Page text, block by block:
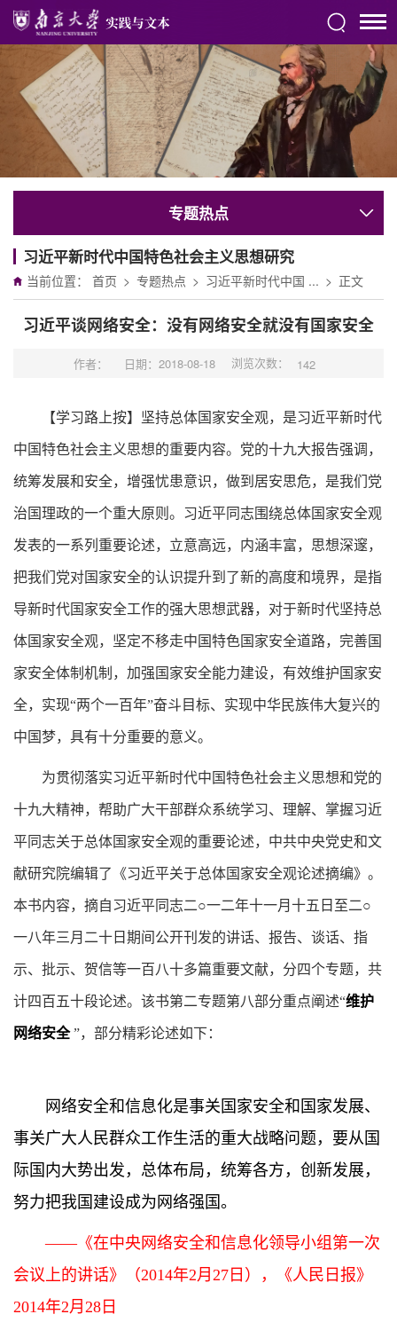
专题热点
习近平新时代中国特色社会主义思想研究
当前位置： 首页 > 专题热点 > 习近平新时代中国 ... > 正文
习近平谈网络安全：没有网络安全就没有国家安全
作者： 日期：2018-08-18 浏览次数： 142
【学习路上按】 坚持总体国家安全观，是习近平新时代
中国特色社会主义思想的重要内容。党的十九大报告强调，
统筹发展和安全，增强忧患意识，做到居安思危，是我们党
治国理政的一个重大原则。习近平同志围绕总体国家安全观
发表的一系列重要论述，立意高远，内涵丰富，思想深邃，
把我们党对国家安全的认识提升到了新的高度和境界，是指
导新时代国家安全工作的强大思想武器，对于新时代坚持总
体国家安全观，坚定不移走中国特色国家安全道路，完善国
家安全体制机制，加强国家安全能力建设，有效维护国家安
全，实现“两个一百年”奋斗目标、实现中华民族伟大复兴的
中国梦，具有十分重要的意义。
为贯彻落实习近平新时代中国特色社会主义思想和党的
十九大精神，帮助广大干部群众系统学习、理解、掌握习近
平同志关于总体国家安全观的重要论述，中共中央党史和文
献研究院编辑了《习近平关于总体国家安全观论述摘编》。
本书内容，摘自习近平同志二○一二年十一月十五日至二○
一八年三月二十日期间公开刊发的讲话、报告、谈话、指
示、批示、贺信等一百八十多篇重要文献，分四个专题，共
计四百五十段论述。该书第二专题第八部分重点阐述“维护
网络安全 ”，部分精彩论述如下：
网络安全和信息化是事关国家安全和国家发展、
事关广大人民群众工作生活的重大战略问题，要从国
际国内大势出发，总体布局，统筹各方，创新发展，
努力把我国建设成为网络强国。
——《在中央网络安全和信息化领导小组第一次
会议上的讲话》（2014年2月27日），《人民日报》
2014年2月28日